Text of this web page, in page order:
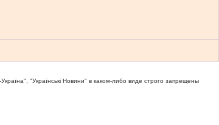
"Українськi Новини" в каком-либо виде строго запрещены